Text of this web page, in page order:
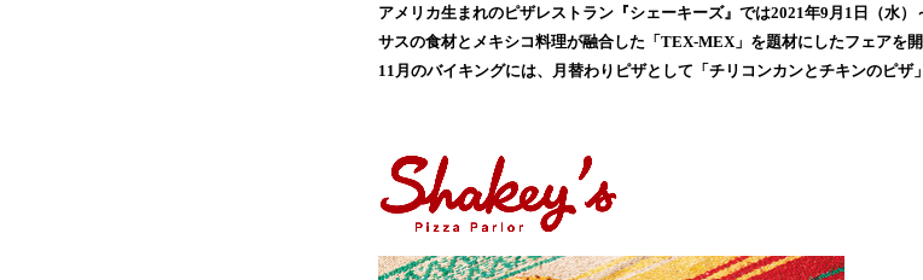
アメリカ生まれのピザレストラン『シェーキーズ』では2021年9月1日（水
サスの食材とメキシコ料理が融合した「TEX-MEX」を題材にしたフェアを開
11月のバイキングには、月替わりピザとして「チリコンカンとチキンのピザ